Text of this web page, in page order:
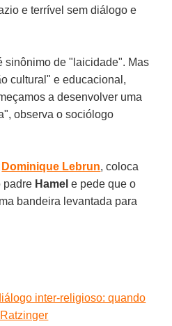
e terrível sem diálogo e
sinônimo de "laicidade". Mas
cultural" e educacional,
a desenvolver uma
observa o sociólogo
Dominique Lebrun, coloca
padre Hamel e pede que o
bandeira levantada para
inter-religioso: quando